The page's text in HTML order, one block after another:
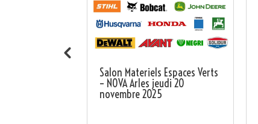
Salon Materiels Espaces Verts
– NOVA Arles jeudi 20
novembre 2025